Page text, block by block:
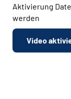
Sozialdienste &
Aktivierung
werden
Video